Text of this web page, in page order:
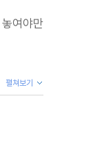
여야만
펼쳐보기